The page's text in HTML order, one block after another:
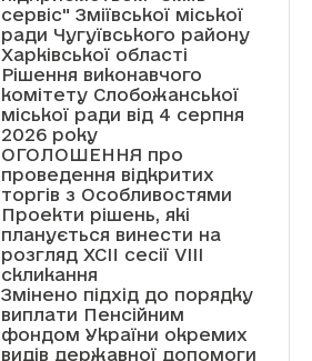
сервіс" Зміївської міської
ради Чугуївського району
Харківської області
Рішення виконавчого
комітету Слобожанської
міської ради від 4 серпня
2026 року
ОГОЛОШЕННЯ про
проведення відкритих
торгів з Особливостями
Проекти рішень, які
планується винести на
розгляд XCII сесії VІІІ
скликання
Змінено підхід до порядку
виплати Пенсійним
фондом України окремих
видів державної допомоги